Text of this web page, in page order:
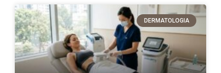
DERMATOLOGIA